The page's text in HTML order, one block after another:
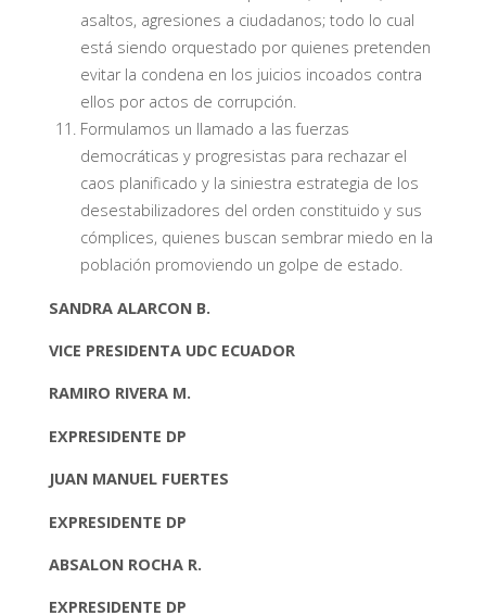
asaltos, agresiones a ciudadanos; todo lo cual
está siendo orquestado por quienes pretenden
evitar la condena en los juicios incoados contra
ellos por actos de corrupción.
Formulamos un llamado a las fuerzas
democráticas y progresistas para rechazar el
caos planificado y la siniestra estrategia de los
desestabilizadores del orden constituido y sus
cómplices, quienes buscan sembrar miedo en la
población promoviendo un golpe de estado.
SANDRA ALARCON B.
VICE PRESIDENTA UDC ECUADOR
RAMIRO RIVERA M.
EXPRESIDENTE DP
JUAN MANUEL FUERTES
EXPRESIDENTE DP
ABSALON ROCHA R.
EXPRESIDENTE DP